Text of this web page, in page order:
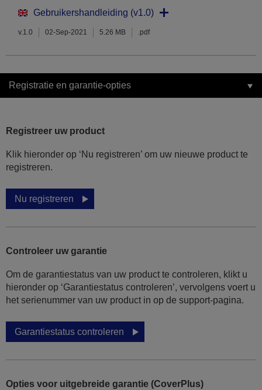
Gebruikershandleiding (v1.0)
v.1.0 02-Sep-2021 5.26 MB .pdf
Registratie en garantie-opties
Registreer uw product
Klik hieronder op ‘Nu registreren’ om uw nieuwe product te
registreren.
Nu registreren
Controleer uw garantie
Om de garantiestatus van uw product te controleren, klikt u
hieronder op ‘Garantiestatus controleren’, vervolgens voert u
het serienummer van uw product in op de support-pagina.
Garantiestatus controleren
Opties voor uitgebreide garantie (CoverPlus)